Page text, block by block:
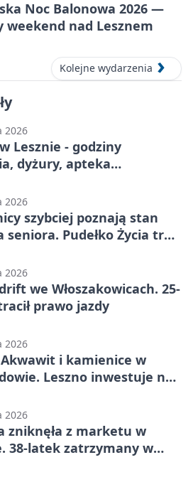
Noc Balonowa 2026 —
weekend nad Lesznem
Kolejne wydarzenia
2026
Lesznie - godziny
dyżury, apteka
2026
szybciej poznają stan
seniora. Pudełko Życia trafi
2026
we Włoszakowicach. 25-
prawo jazdy
2026
Akwawit i kamienice w
Leszno inwestuje na
2026
zniknęła z marketu w
38-latek zatrzymany w